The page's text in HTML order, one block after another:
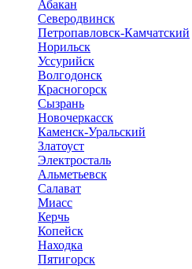
Абакан
Северодвинск
Петропавловск-Камчатский
Норильск
Уссурийск
Волгодонск
Красногорск
Сызрань
Новочеркасск
Каменск-Уральский
Златоуст
Электросталь
Альметьевск
Салават
Миасс
Керчь
Копейск
Находка
Пятигорск